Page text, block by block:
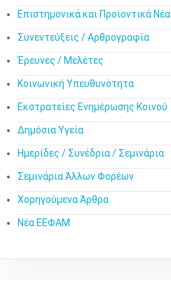
Επιστημονικά και Προϊοντικά Νέα
Συνεντεύξεις / Αρθρογραφία
Έρευνες / Μελέτες
Κοινωνική Υπευθυνότητα
Εκστρατείες Ενημέρωσης Κοινού
Δημόσια Υγεία
Ημερίδες / Συνέδρια / Σεμινάρια
Σεμινάρια Άλλων Φορέων
Χορηγούμενα Άρθρα
Νέα ΕΕΦΑΜ